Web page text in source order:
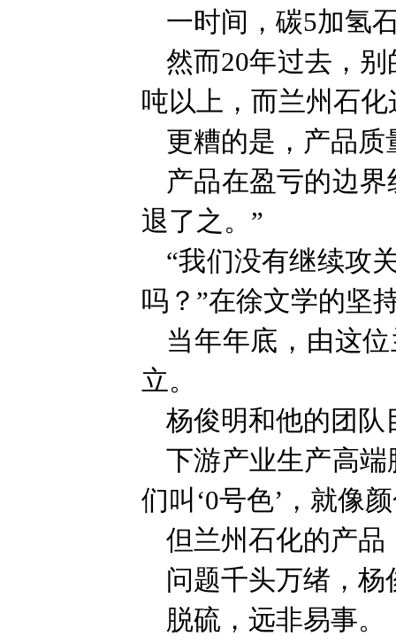
一时间，碳5加氢
然而20年过去，
吨以上，而兰州石
更糟的是，产品
产品在盈亏的边
退了之。”
“我们没有继续攻
吗？”在徐文学的坚
当年年底，由这
立。
杨俊明和他的团队
下游产业生产高
们叫‘0号色’，就像
但兰州石化的产品
问题千头万绪，
脱硫，远非易事。